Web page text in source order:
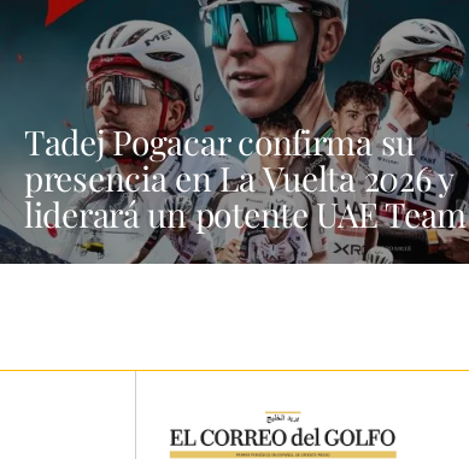
Tadej Pogacar confirma su
presencia en La Vuelta 2026 y
liderará un potente UAE Team